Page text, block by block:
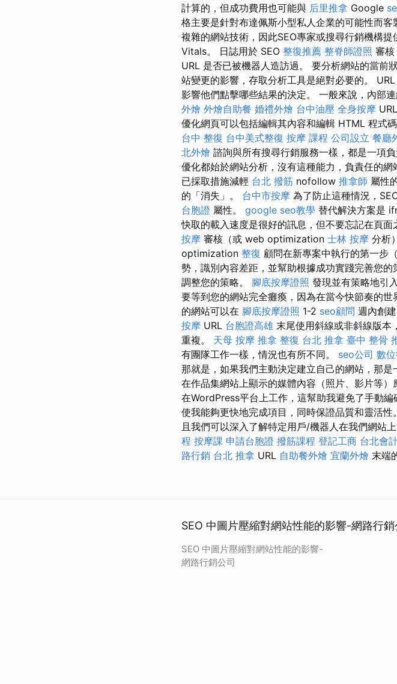
計算的，但成功費用也可能與 后里推拿 Google
格主要是針對布達佩斯小型私人企業的可能性而客
複雜的網站技術，因此SEO專家或搜尋行銷機構
Vitals。 日誌用於 SEO 整復推薦 整脊師證照 審核
URL 是否已被機器人造訪過。 要分析網站的當前
站變更的影響，存取分析工具是絕對必要的。
影響他們點擊哪些結果的決定。 一般來說，內部
外燴 外燴自助餐 婚禮外燴 台中油壓 全身按摩 URL
優化網頁可以包括編輯其內容和編輯 HTML 程
台中 整復 台中美式整復 按摩 課程 公司設立 餐廳
北外燴 諮詢與所有搜尋行銷服務一樣，都是一項
優化都始於網站分析，沒有這種能力，負責任的
已採取措施減輕 台北 撥筋 nofollow 推拿師 屬性
的「消失」。 台中市按摩 為了防止這種情況，
台胞證 屬性。 google seo教學 替代解決方案是
快取的載入速度是很好的訊​​息，但不要忘記在頁
按摩 審核（或 web optimization 士林 按摩 分析
optimization 整復 顧問在新專案中執行的第一步
勢，識別內容差距，並幫助根據成功實踐完善您的
調整您的策略。 腳底按摩證照 發現並有策略地引
要等到您的網站完全癱瘓，因為在當今快節奏的世
的網站可以在 腳底按摩證照 1-2 seo顧問 週內創
按摩 URL 台胞證高雄 末尾使用斜線或非斜線版本
重複。 天母 按摩 推拿 整復 台北 推拿 臺中 整骨
有團隊工作一樣，情況也有所不同。 seo公司 數
那就是，如果我們主動決定建立自己的網站，那
在作品集網站上顯示的媒體內容（照片、影片等
在WordPress平台上工作，這幫助我避免了手動
使我能夠更快地完成項目，同時保證品質和靈活
且我們可以深入了解特定用戶/機器人在我們網
程 按摩課 申請台胞證 撥筋課程 登記工商 台北會
路行銷 台北 推拿 URL 自助餐外燴 宜蘭外燴 末端
SEO 中圖片壓縮對網站性能的影響-網路行銷
SEO 中圖片壓縮對網站性能的影響-
網路行銷公司